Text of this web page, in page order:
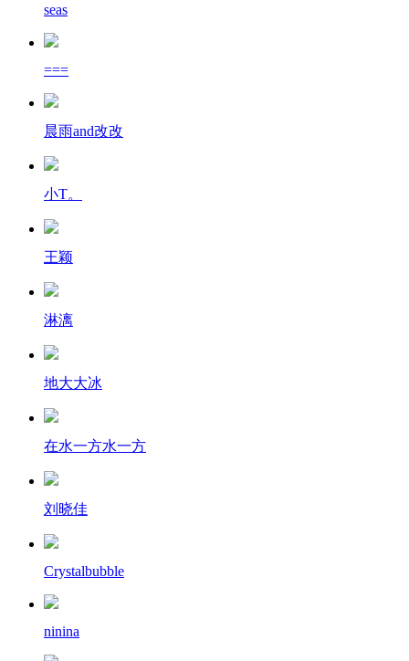
seas
===
晨雨and改改
小T。
王颖
淋漓
地大大冰
在水一方水一方
刘晓佳
Crystalbubble
ninina